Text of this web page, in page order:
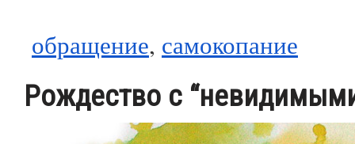
обращение, самокопание
Рождество с